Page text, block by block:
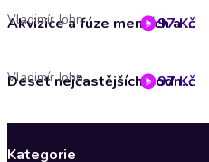
Akvizice a fúze menších a středních firem - v ruštině
Vladimír John 97 Kč
Deset nejčastějších podnikatelských chyb - v ruštině
Vladimír John 97 Kč
Kategorie